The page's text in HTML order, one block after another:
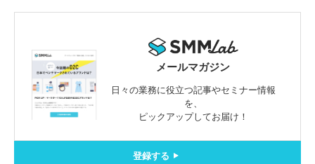
メールマガジン
日々の業務に役立つ記事やセミナー情報
を、
ピックアップしてお届け！
登録する